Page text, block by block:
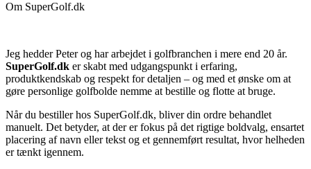
Om SuperGolf.dk
Jeg hedder Peter og har arbejdet i golfbranchen i mere end 20 år.
SuperGolf.dk er skabt med udgangspunkt i erfaring,
produktkendskab og respekt for detaljen – og med et ønske om at
gøre personlige golfbolde nemme at bestille og flotte at bruge.
Når du bestiller hos SuperGolf.dk, bliver din ordre behandlet
manuelt. Det betyder, at der er fokus på det rigtige boldvalg, ensartet
placering af navn eller tekst og et gennemført resultat, hvor helheden
er tænkt igennem.